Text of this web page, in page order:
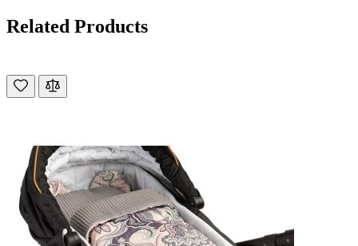
Related Products